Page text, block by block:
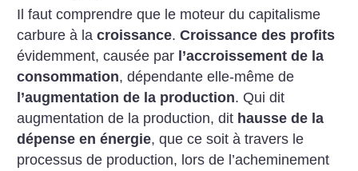
Il faut comprendre que le moteur du capitalisme
carbure à lacroissance.Croissance des profits
évidemment, causée par l’accroissement de la
consommation, dépendante elle-même de
l’augmentation de la production. Qui dit
augmentation de la production, dit hausse de la
dépense en énergie, que ce soit à travers le
processus de production, lors de l’acheminement